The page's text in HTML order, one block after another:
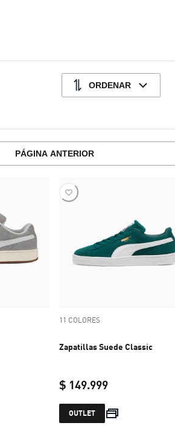
ORDENAR
PÁGINA ANTERIOR
price $ 179.999
11 COLORES
Zapatillas Suede Classic
$ 149.999
current price $
OUTLET